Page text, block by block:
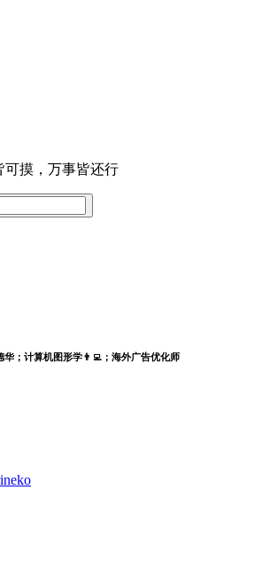
可摸，万事皆还行
华；计算机图形学👨‍💻；海外广告优化师